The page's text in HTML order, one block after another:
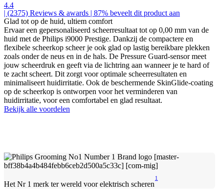
4.4
| (2375) Reviews & awards | 87% beveelt dit product aan
Glad tot op de huid, ultiem comfort
Ervaar een gepersonaliseerd scheerresultaat tot op 0,00 mm van de
huid met de Philips i9000 Prestige. Dankzij de compactere en
flexibele scheerkop scheer je ook glad op lastig bereikbare plekken
zoals onder de neus en in de hals. De Pressure Guard-sensor meet
jouw scheerdruk en geeft via de lichtring aan wanneer je te hard of
te zacht scheert. Dit zorgt voor optimale scheerresultaten en
minimaliseert huidirritatie. Ook de beschermende SkinGlide-coating
op de scheerkop is ontworpen voor het verminderen van
huidirritatie, voor een comfortabel en glad resultaat.
Bekijk alle voordelen
Het Nr 1 merk ter wereld voor elektrisch scheren
1